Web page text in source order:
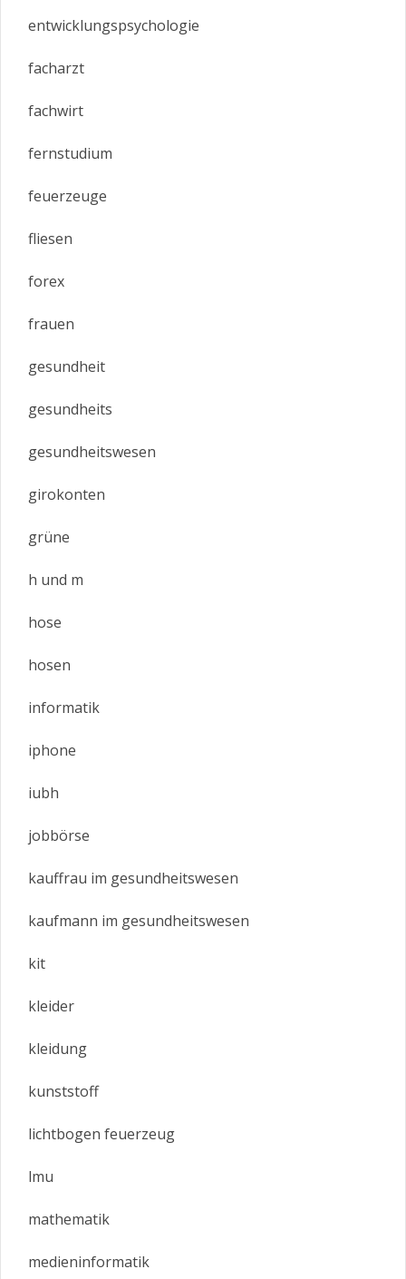
entwicklungspsychologie
facharzt
fachwirt
fernstudium
feuerzeuge
fliesen
forex
frauen
gesundheit
gesundheits
gesundheitswesen
girokonten
grüne
h und m
hose
hosen
informatik
iphone
iubh
jobbörse
kauffrau im gesundheitswesen
kaufmann im gesundheitswesen
kit
kleider
kleidung
kunststoff
lichtbogen feuerzeug
lmu
mathematik
medieninformatik